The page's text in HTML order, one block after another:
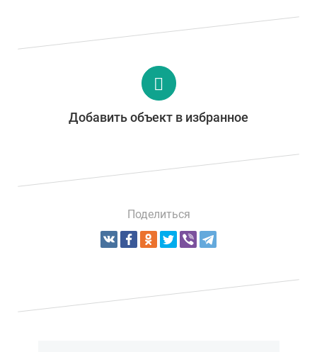
Добавить объект в избранное
Поделиться